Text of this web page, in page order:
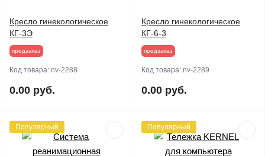
Кресло гинекологическое
КГ-3Э
предзаказ
Код товара: nv-2288
0.00 руб.
Кресло гинекологическое
КГ-6-3
предзаказ
Код товара: nv-2289
0.00 руб.
Популярный Популярный